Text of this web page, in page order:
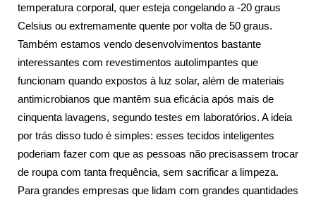
temperatura corporal, quer esteja congelando a -20 graus
Celsius ou extremamente quente por volta de 50 graus.
Também estamos vendo desenvolvimentos bastante
interessantes com revestimentos autolimpantes que
funcionam quando expostos à luz solar, além de materiais
antimicrobianos que mantêm sua eficácia após mais de
cinquenta lavagens, segundo testes em laboratórios. A ideia
por trás disso tudo é simples: esses tecidos inteligentes
poderiam fazer com que as pessoas não precisassem trocar
de roupa com tanta frequência, sem sacrificar a limpeza.
Para grandes empresas que lidam com grandes quantidades